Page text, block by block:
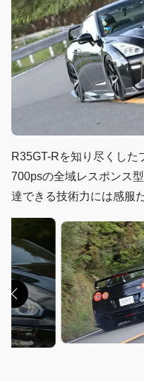
R35GT-Rを知り尽くした
700psの全域レスポンス
達できる技術力には感服だ